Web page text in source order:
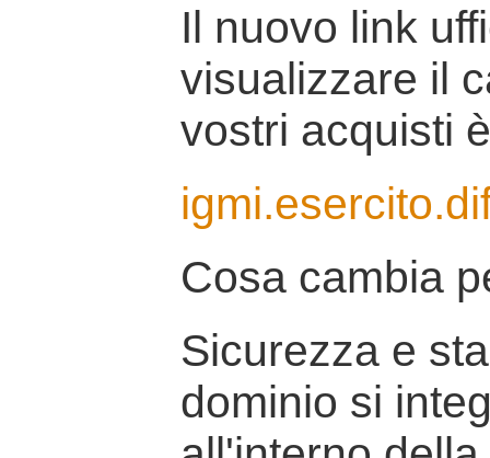
Il nuovo link
visualizzare il
vostri acquisti
Cosa cambia
Sicurezza e
dominio si